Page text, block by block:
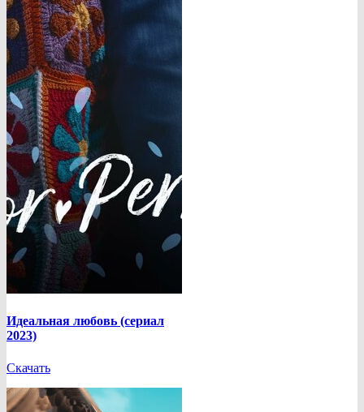
Идеальная любовь (сериал
2023)
Скачать